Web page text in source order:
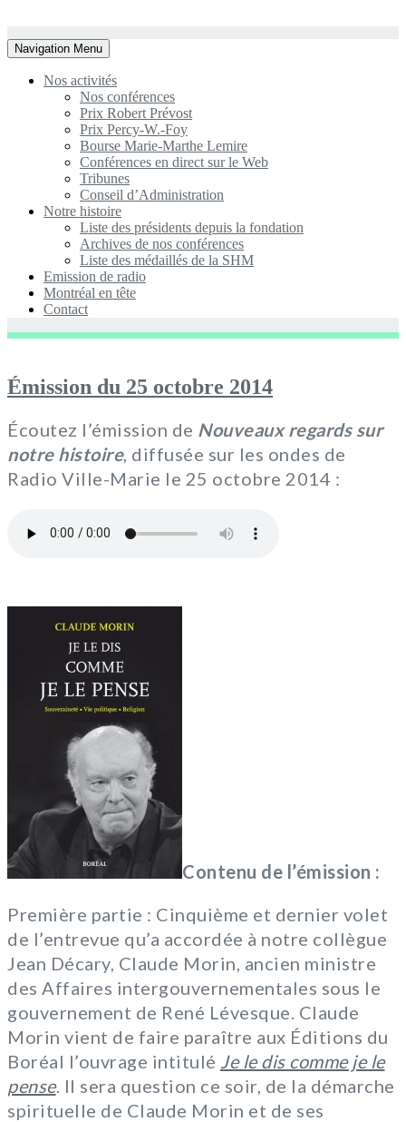
Toggle
navigation
Navigation Menu
Nos activités
Nos conférences
Prix Robert Prévost
Prix Percy-W.-Foy
Bourse Marie-Marthe Lemire
Conférences en direct sur le Web
Tribunes
Conseil d’Administration
Notre histoire
Liste des présidents depuis la fondation
Archives de nos conférences
Liste des médaillés de la SHM
Emission de radio
Montréal en tête
Contact
Émission du 25 octobre 2014
Écoutez l’émission de Nouveaux regards sur
notre histoire, diffusée sur les ondes de
Radio Ville-Marie le 25 octobre 2014 :
Contenu de l’émission :
Première partie : Cinquième et dernier volet
de l’entrevue qu’a accordée à notre collègue
Jean Décary, Claude Morin, ancien ministre
des Affaires intergouvernementales sous le
gouvernement de René Lévesque. Claude
Morin vient de faire paraître aux Éditions du
Boréal l’ouvrage intitulé Je le dis comme je le
pense. Il sera question ce soir, de la démarche
spirituelle de Claude Morin et de ses